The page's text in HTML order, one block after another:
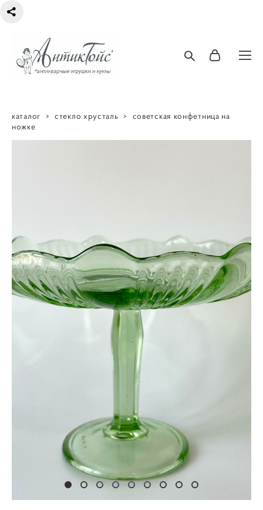
каталог > стекло хрусталь >
советская конфетница на
ножке